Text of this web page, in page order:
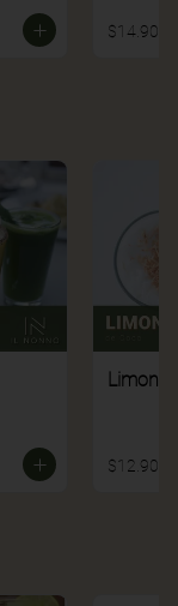
$14.900
$12.900